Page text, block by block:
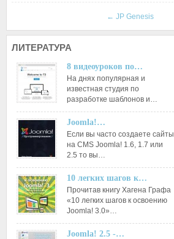
← JP Genesis
ЛИТЕРАТУРА
8 видеоуроков по…
На днях популярная и
известная студия по
разработке шаблонов и…
Joomla!…
Если вы часто создаете сайты
на CMS Joomla! 1.6, 1.7 или
2.5 то вы…
10 легких шагов к…
Прочитав книгу Хагена Графа
«10 легких шагов к освоению
Joomla! 3.0»…
Joomla! 2.5 -…